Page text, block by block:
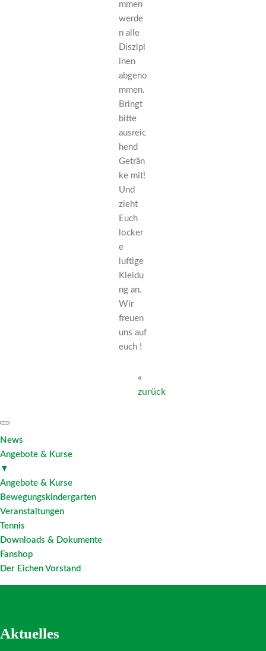
mmen
werde
n alle
Diszipl
inen
abgeno
mmen.
Bringt
bitte
ausreic
hend
Geträn
ke mit!
Und
zieht
Euch
locker
e
luftige
Kleidu
ng an.
Wir
freuen
uns auf
euch !
«
zurück
News
Angebote & Kurse
▼
Angebote & Kurse
Bewegungskindergarten
Veranstaltungen
Tennis
Downloads & Dokumente
Fanshop
Der Eichen Vorstand
Aktuelles